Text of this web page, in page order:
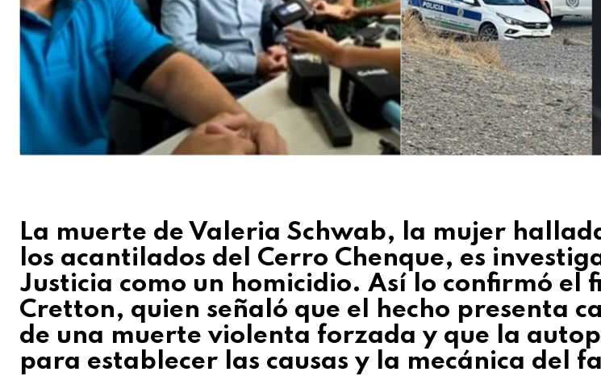
La muerte de Valeria Schwab, la mujer
los acantilados del Cerro Chenque, es
Justicia como un homicidio. Así lo confirmó el
Cretton, quien señaló que el hecho presenta
de una muerte violenta forzada y que la
para establecer las causas y la mecánica del